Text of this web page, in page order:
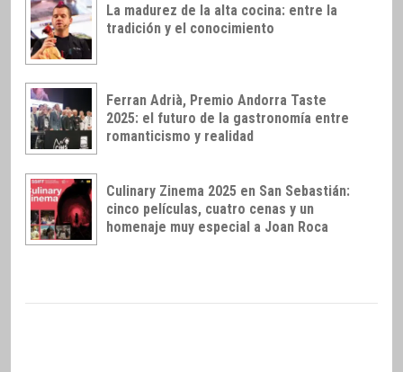
La madurez de la alta cocina: entre la
tradición y el conocimiento
Ferran Adrià, Premio Andorra Taste
2025: el futuro de la gastronomía entre
romanticismo y realidad
Culinary Zinema 2025 en San Sebastián:
cinco películas, cuatro cenas y un
homenaje muy especial a Joan Roca